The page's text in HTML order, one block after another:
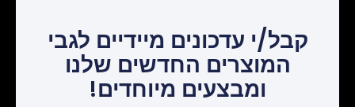
קבל/י עדכונים מיידיים לגבי
המוצרים החדשים שלנו
ומבצעים מיוחדים!